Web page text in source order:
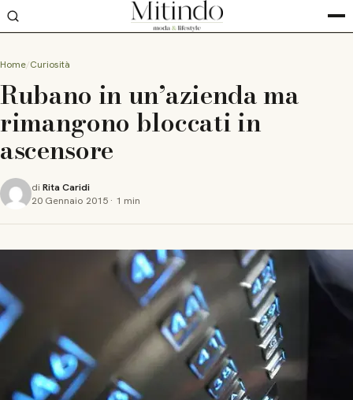
Home Curiosità
Rubano in un’azienda ma
rimangono bloccati in
ascensore
di Rita Caridi
20 Gennaio 2015 · 1 min